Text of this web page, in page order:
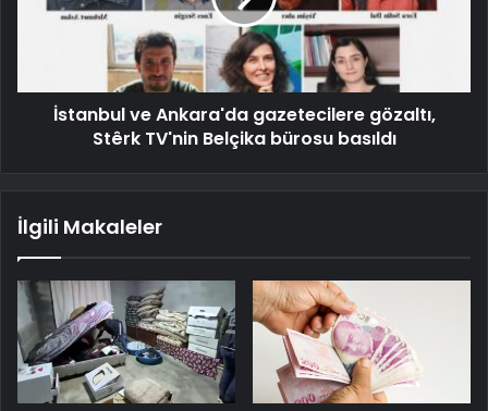
İstanbul ve Ankara'da gazetecilere gözaltı,
Stêrk TV'nin Belçika bürosu basıldı
İlgili Makaleler